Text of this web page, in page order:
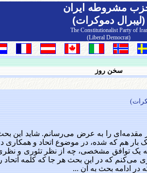
مشروطه ايران
(لیبرال دموکرات)
The Constitutionalist Party of
(Liberal Democrat)
سخن روز
مقدمه‌ای را به عرض می‌رسانم. شاید این
بار هم که شده، در موضوع اتحاد و همکاری
یک توافق مشخصی، چه از نظر تئوری و
می‌کنم که در این بحث هر جا که کلمه اتحاد